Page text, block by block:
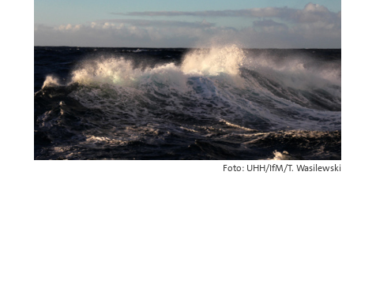
Foto: UHH/IfM/T. Wasilewski